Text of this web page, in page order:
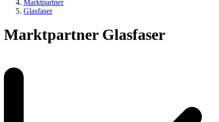
Marktpartner
Glasfaser
Marktpartner Glasfaser